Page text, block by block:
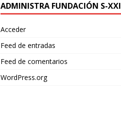
ADMINISTRA FUNDACIÓN S-XXI
Acceder
Feed de entradas
Feed de comentarios
WordPress.org